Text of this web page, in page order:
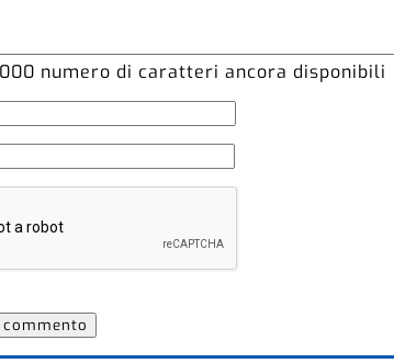
numero di caratteri ancora disponibili